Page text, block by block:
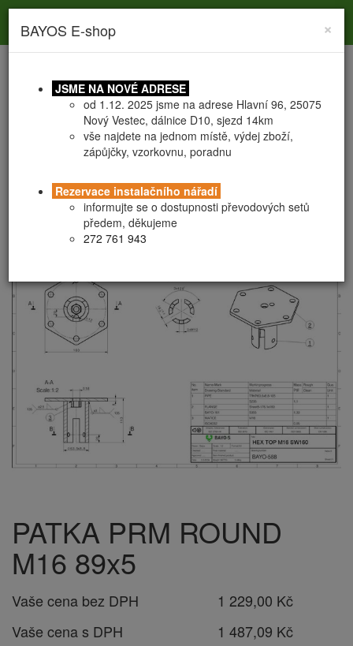
navigation
PATKA PRM ROUND M16 89x5
PATKA PRM ROUND
M16 89x5
Vaše cena bez DPH
1 229,00 Kč
Vaše cena s DPH
1 487,09 Kč
×
BAYOS E-shop
JSME NA NOVÉ ADRESE
od 1.12. 2025 jsme na adrese Hlavní 96, 25075
Nový Vestec, dálnice D10, sjezd 14km
vše najdete na jednom místě, výdej zboží,
zápůjčky, vzorkovnu, poradnu
Rezervace instalačního nářadí
informujte se o dostupnosti převodových setů
předem, děkujeme
272 761 943